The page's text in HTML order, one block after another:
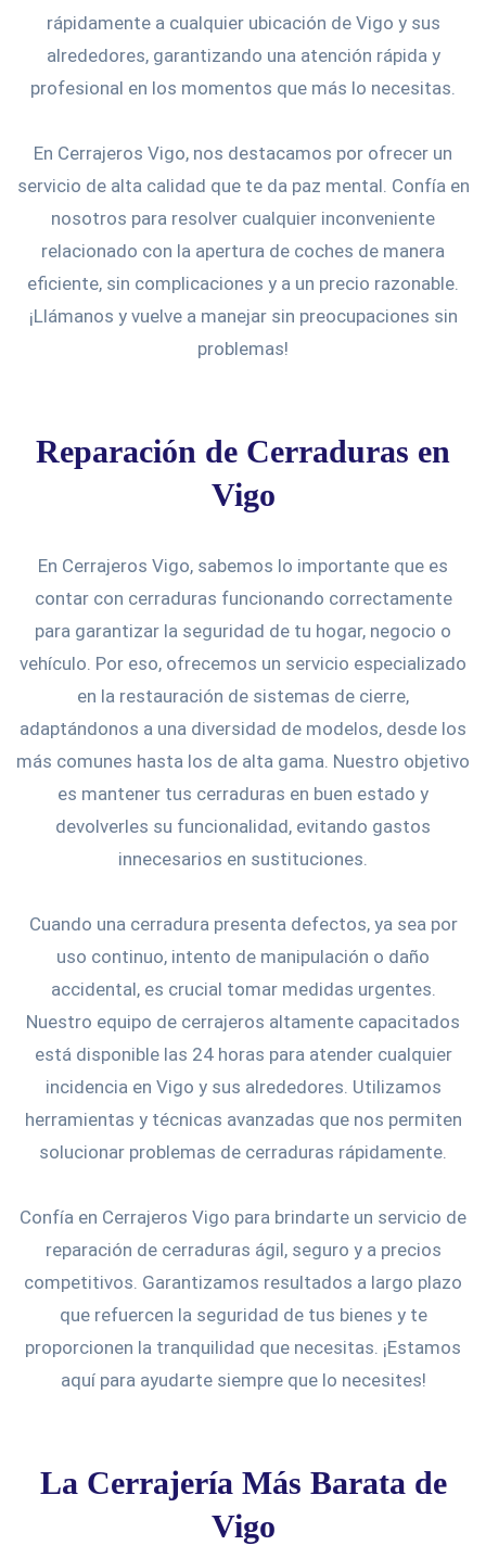
rápidamente a cualquier ubicación de Vigo y sus
alrededores, garantizando una atención rápida y
profesional en los momentos que más lo necesitas.
En Cerrajeros Vigo, nos destacamos por ofrecer un
servicio de alta calidad que te da paz mental. Confía en
nosotros para resolver cualquier inconveniente
relacionado con la apertura de coches de manera
eficiente, sin complicaciones y a un precio razonable.
¡Llámanos y vuelve a manejar sin preocupaciones sin
problemas!
Reparación de Cerraduras en
Vigo
En Cerrajeros Vigo, sabemos lo importante que es
contar con cerraduras funcionando correctamente
para garantizar la seguridad de tu hogar, negocio o
vehículo. Por eso, ofrecemos un servicio especializado
en la restauración de sistemas de cierre,
adaptándonos a una diversidad de modelos, desde los
más comunes hasta los de alta gama. Nuestro objetivo
es mantener tus cerraduras en buen estado y
devolverles su funcionalidad, evitando gastos
innecesarios en sustituciones.
Cuando una cerradura presenta defectos, ya sea por
uso continuo, intento de manipulación o daño
accidental, es crucial tomar medidas urgentes.
Nuestro equipo de cerrajeros altamente capacitados
está disponible las 24 horas para atender cualquier
incidencia en Vigo y sus alrededores. Utilizamos
herramientas y técnicas avanzadas que nos permiten
solucionar problemas de cerraduras rápidamente.
Confía en Cerrajeros Vigo para brindarte un servicio de
reparación de cerraduras ágil, seguro y a precios
competitivos. Garantizamos resultados a largo plazo
que refuercen la seguridad de tus bienes y te
proporcionen la tranquilidad que necesitas. ¡Estamos
aquí para ayudarte siempre que lo necesites!
La Cerrajería Más Barata de
Vigo